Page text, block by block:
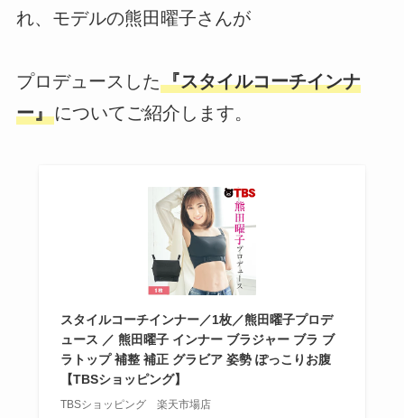
れ、モデルの熊田曜子さんが
プロデュースした『スタイルコーチインナ
ー』についてご紹介します。
スタイルコーチインナー／1枚／熊田曜子プロデ
ュース ／ 熊田曜子 インナー ブラジャー ブラ ブ
ラトップ 補整 補正 グラビア 姿勢 ぽっこりお腹
【TBSショッピング】
TBSショッピング 楽天市場店